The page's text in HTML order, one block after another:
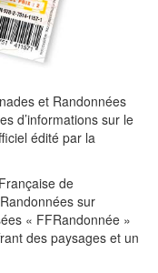
et Randonnées
d’informations sur le
édité par la
de
sur
« FFRandonnée »
des paysages et un